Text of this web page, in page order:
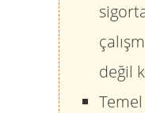
değil